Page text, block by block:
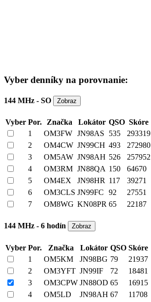
Vyber denníky na porovnanie:
144 MHz - SO
Vyber Por. Značka Lokátor QSO Skóre
1
OM3FW JN98AS 535
293319
2
OM4CW JN99CH 493
272980
3
OM5AW JN98AH 526
257952
4
OM3RM JN88QA 150
64670
5
OM4EX JN98HR 117
39271
6
OM3CLS JN99FC 92
27551
7
OM8WG KN08PR 65 22187
144 MHz - 6 hodín
Vyber Por. Značka Lokátor QSO Skóre
1
OM5KM JN98BG 79
21937
2
OM3YFT JN99IF 72
18481
3
OM3CPW JN88OD 65
16915
4
OM5LD JN98AH 67
11708